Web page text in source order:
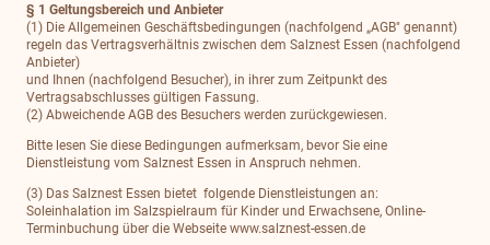
§ 1 Geltungsbereich und Anbieter
(1) Die Allgemeinen Geschäftsbedingungen (nachfolgend „AGB" genannt)
regeln das Vertragsverhältnis zwischen dem Salznest Essen (nachfolgend
Anbieter)
und Ihnen (nachfolgend Besucher), in ihrer zum Zeitpunkt des
Vertragsabschlusses gültigen Fassung.
(2) Abweichende AGB des Besuchers werden zurückgewiesen.
Bitte lesen Sie diese Bedingungen aufmerksam, bevor Sie eine
Dienstleistung vom Salznest Essen in Anspruch nehmen.
(3) Das Salznest Essen bietet folgende Dienstleistungen an:
Soleinhalation im Salzspielraum für Kinder und Erwachsene, Online-
Terminbuchung über die Webseite www.salznest-essen.de